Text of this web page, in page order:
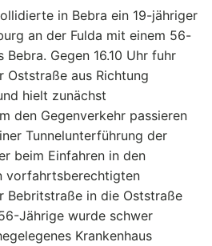
in Bebra ein 19-jähriger
an der Fulda mit einem 56-
Bebra. Gegen 16.10 Uhr fuhr
aus Richtung
hielt zunächst
den Gegenverkehr passieren
Tunnelunterführung der
beim Einfahren in den
vorfahrtsberechtigten
Bebritstraße in die Oststraße
Jährige wurde schwer
Krankenhaus